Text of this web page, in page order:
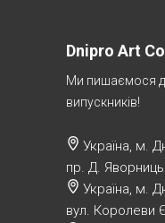
Dnipro Art
Ми пишаємося
випускників!
Україна, м.
пр. Д.
Україна, м.
вул. Королеви